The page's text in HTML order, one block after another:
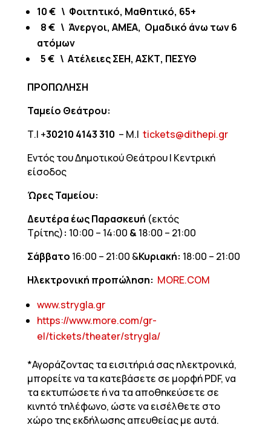
10€\ Φοιτητικό, Μαθητικό, 65+
8€ \ Άνεργοι, ΑΜΕΑ, Ομαδικό άνω των 6
ατόμων
5€ \ Ατέλειες ΣΕΗ, ΑΣΚΤ, ΠΕΣΥΘ
ΠΡΟΠΩΛΗΣΗ
Ταμείο Θεάτρου:
Τ.| +30210 4143 310 – Μ.| tickets@dithepi.gr
Εντός του Δημοτικού Θεάτρου | Κεντρική
είσοδος
Ώρες Ταμείου:
Δευτέρα έως Παρασκευή (εκτός
Τρίτης): 10:00 – 14:00 &18:00 – 21:00
Σάββατο 16:00 – 21:00 &Κυριακή: 18:00 – 21:00
Ηλεκτρονική προπώληση: ΜORE.COM
www.strygla.gr
https://www.more.com/gr-
el/tickets/theater/strygla/
*Αγοράζοντας τα εισιτήριά σας ηλεκτρονικά,
μπορείτε να τα κατεβάσετε σε μορφή PDF, να
τα εκτυπώσετε ή να τα αποθηκεύσετε σε
κινητό τηλέφωνο, ώστε να εισέλθετε στο
χώρο της εκδήλωσης απευθείας με αυτά.